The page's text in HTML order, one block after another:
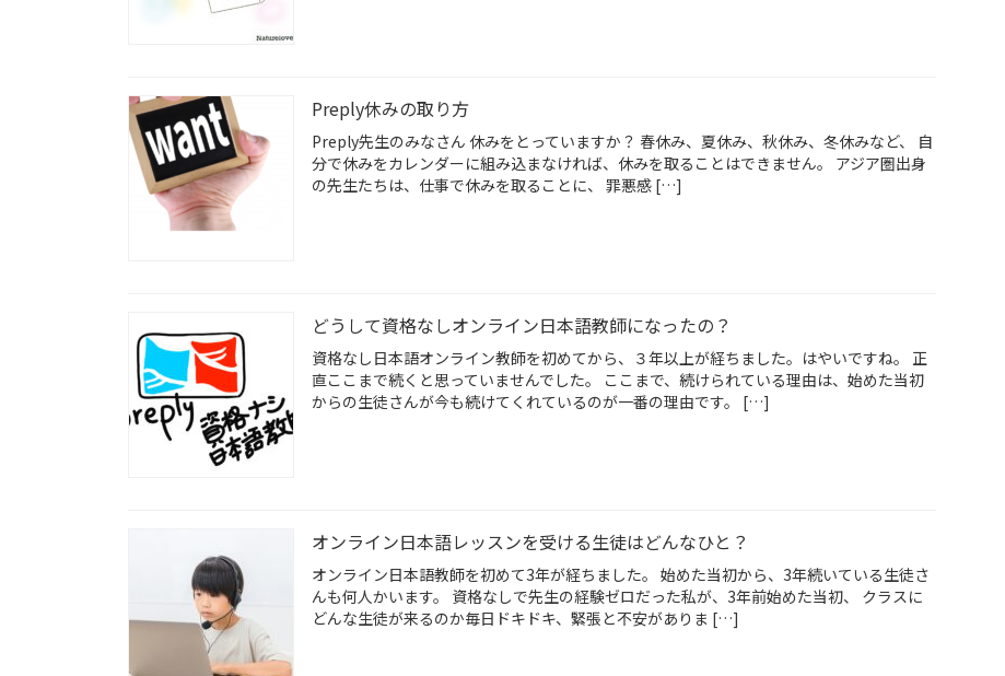
Preply休みの取り方
Preply先生のみなさん 休みをとっていますか？ 春休み、夏休み、秋休み、冬休みなど、 自
分で休みをカレンダーに組み込まなければ、休みを取ることはできません。 アジア圏出身
の先生たちは、仕事で休みを取ることに、 罪悪感 […]
どうして資格なしオンライン日本語教師になったの？
資格なし日本語オンライン教師を初めてから、３年以上が経ちました。はやいですね。 正
直ここまで続くと思っていませんでした。 ここまで、続けられている理由は、始めた当初
からの生徒さんが今も続けてくれているのが一番の理由です。 […]
オンライン日本語レッスンを受ける生徒はどんなひと？
オンライン日本語教師を初めて3年が経ちました。 始めた当初から、3年続いている生徒さ
んも何人かいます。 資格なしで先生の経験ゼロだった私が、3年前始めた当初、 クラスに
どんな生徒が来るのか毎日ドキドキ、緊張と不安がありま […]